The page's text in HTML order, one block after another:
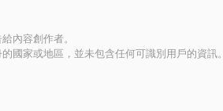
內容創作者。
國家或地區，並未包含任何可識別用戶的資訊。